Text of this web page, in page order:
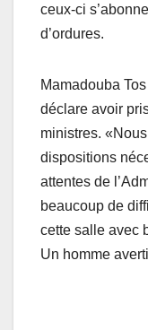
ceux-ci
d’ordures.
Mamadouba
déclare avoir
ministres.
dispositions
attentes de
beaucoup de
cette salle avec
Un homme